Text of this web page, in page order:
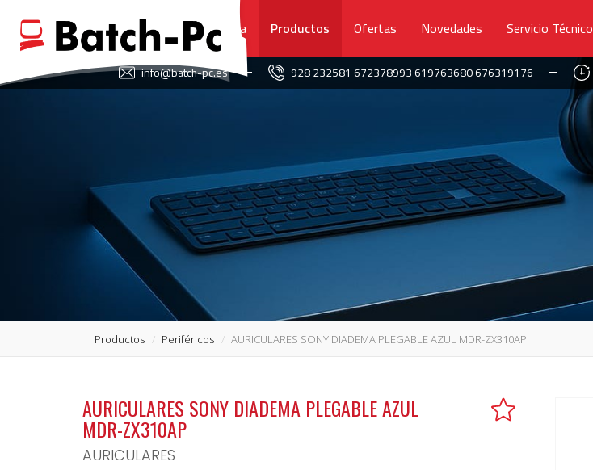
Portada Productos Ofertas Novedades Servicio Técnico
info@batch-pc.es 928 232581 672378993 619763680 676319176
Productos Periféricos AURICULARES SONY DIADEMA PLEGABLE AZUL MDR-ZX310AP
AURICULARES SONY DIADEMA PLEGABLE AZUL
MDR-ZX310AP
AURICULARES
FAVORITOS